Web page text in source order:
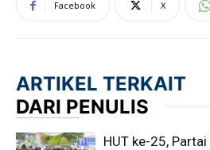
Facebook X
ARTIKEL TERKAIT
DARI PENULIS
HUT ke-25,